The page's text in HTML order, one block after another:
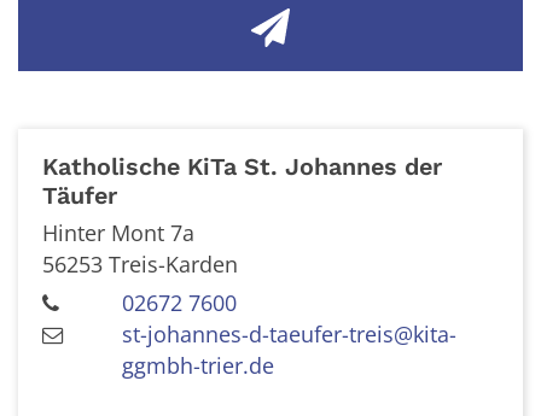
Katholische KiTa St. Johannes der
Täufer
Hinter Mont 7a
56253 Treis-Karden
02672 7600
st-johannes-d-taeufer-treis@kita-
ggmbh-trier.de